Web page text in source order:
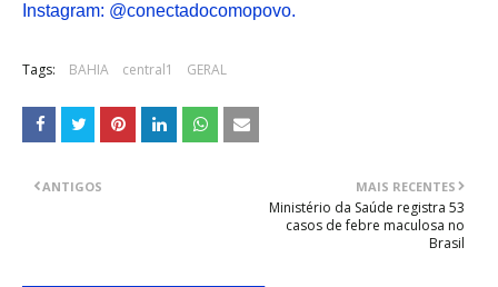
Instagram: @conectadocomopovo.
Tags: BAHIA central1 GERAL
MAIS RECENTES
Ministério da Saúde registra 53
casos de febre maculosa no
Brasil
ANTIGOS